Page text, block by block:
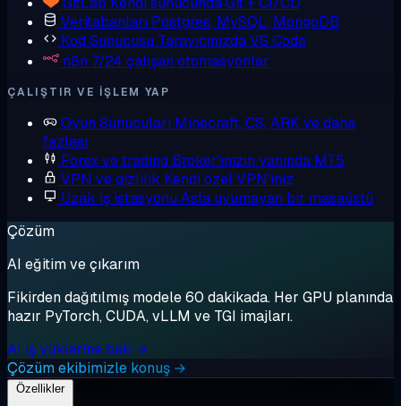
Veritabanları Postgres, MySQL, MongoDB
Kod Sunucusu Tarayıcınızda VS Code
n8n 7/24 çalışan otomasyonlar
ÇALIŞTIR VE IŞLEM YAP
Oyun Sunucuları Minecraft, CS, ARK ve daha
fazlası
Forex ve trading Broker'ınızın yanında MT5
VPN ve gizlilik Kendi özel VPN'iniz
Uzak iş istasyonu Asla uyumayan bir masaüstü
Çözüm
AI eğitim ve çıkarım
Fikirden dağıtılmış modele 60 dakikada. Her GPU planında
hazır PyTorch, CUDA, vLLM ve TGI imajları.
AI iş yüklerine bak →
Çözüm ekibimizle konuş →
Özellikler